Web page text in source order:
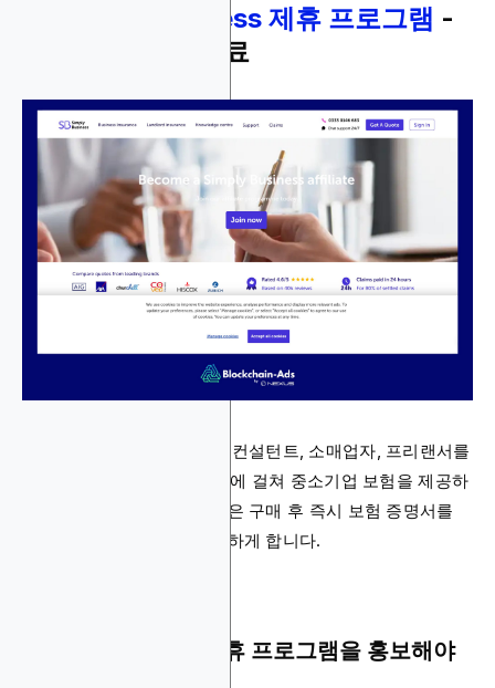
Simply Business 제휴 프로그램 -
매출의 10% 수수료
Simply Business는 기술자, 컨설턴트, 소매업자, 프리랜서를
포함한 1,000개 이상의 직업에 걸쳐 중소기업 보험을 제공하
는 중개 플랫폼입니다. 고객은 구매 후 즉시 보험 증명서를
받아 규정 준수 운영을 용이하게 합니다.
Simply Business 제휴 프로그램을 홍보해야